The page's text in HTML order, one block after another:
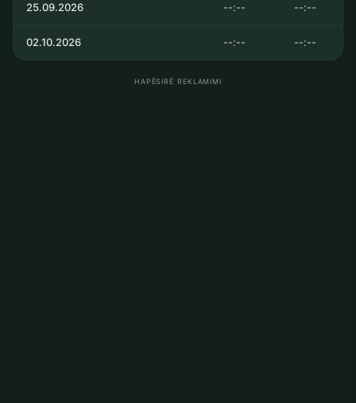
25.09.2026 --:-- --:--
02.10.2026 --:-- --:--
HAPËSIRË REKLAMIMI